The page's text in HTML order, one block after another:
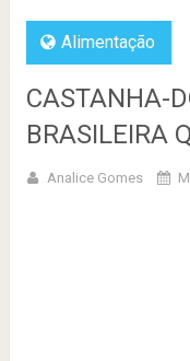
Alimentação
CASTANHA-
BRASILEIRA
Analice Gomes